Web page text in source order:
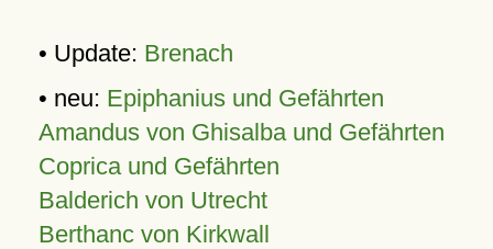
• Update: Brenach
• neu: Epiphanius und Gefährten
Amandus von Ghisalba und Gefährten
Coprica und Gefährten
Balderich von Utrecht
Berthanc von Kirkwall